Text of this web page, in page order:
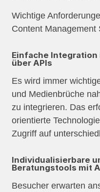
Wichtige
Content Management
Einfache
über APIs
Es wird immer
und Medienbrüche
zu integrieren. Das
orientierte
Zugriff auf
Individualisierbare
Beratungstools mit
Besucher erwarten